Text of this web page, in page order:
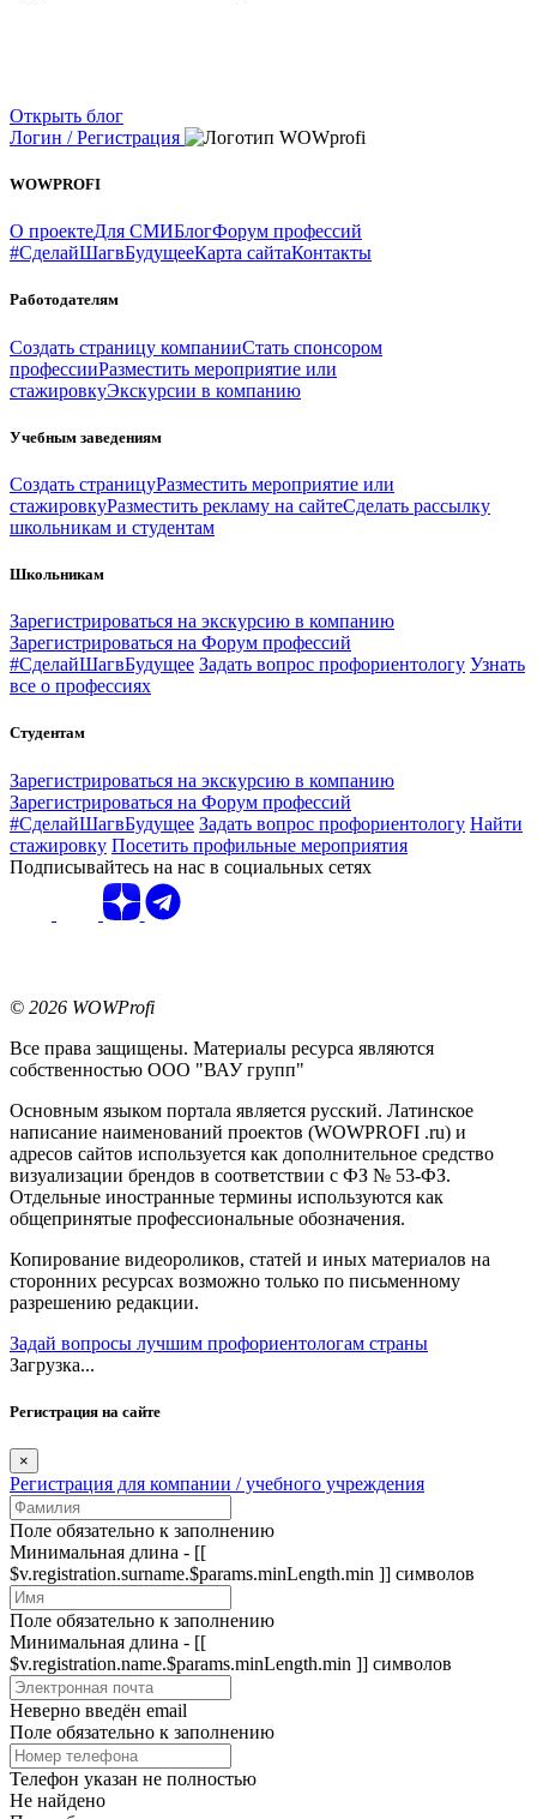
Открыть блог
Логин / Регистрация
WOWPROFI
О проектеДля СМИБлогФорум профессий
#СделайШагвБудущееКарта сайтаКонтакты
Работодателям
Создать страницу компанииСтать спонсором
профессииРазместить мероприятие или
стажировкуЭкскурсии в компанию
Учебным заведениям
Создать страницуРазместить мероприятие или
стажировкуРазместить рекламу на сайтеСделать рассылку
школьникам и студентам
Школьникам
Зарегистрироваться на экскурсию в компанию
Зарегистрироваться на Форум профессий
#СделайШагвБудущее Задать вопрос профориентологу Узнать
все о профессиях
Студентам
Зарегистрироваться на экскурсию в компанию
Зарегистрироваться на Форум профессий
#СделайШагвБудущее Задать вопрос профориентологу Найти
стажировку Посетить профильные мероприятия
Подписывайтесь на нас в социальных сетях
© 2026 WOWProfi
Все права защищены. Материалы ресурса являются
собственностью ООО "ВАУ групп"
Основным языком портала является русский. Латинское
написание наименований проектов (WOWPROFI .ru) и
адресов сайтов используется как дополнительное средство
визуализации брендов в соответствии с ФЗ № 53-ФЗ.
Отдельные иностранные термины используются как
общепринятые профессиональные обозначения.
Копирование видеороликов, статей и иных материалов на
сторонних ресурсах возможно только по письменному
разрешению редакции.
Задай вопросы лучшим профориентологам страны
Загрузка...
Регистрация на сайте
×
Регистрация для компании / учебного учреждения
Поле обязательно к заполнению
Минимальная длина - [[
$v.registration.surname.$params.minLength.min ]] символов
Поле обязательно к заполнению
Минимальная длина - [[
$v.registration.name.$params.minLength.min ]] символов
Неверно введён email
Поле обязательно к заполнению
Телефон указан не полностью
Не найдено